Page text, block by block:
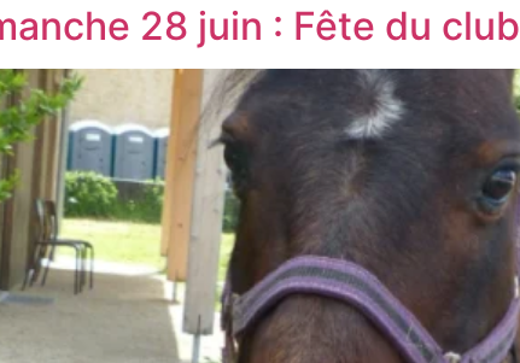
28 juin : Fête du club